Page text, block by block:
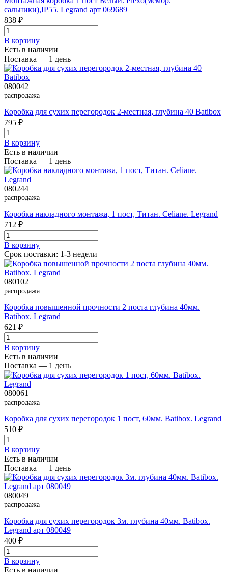
сальники),IP55. Legrand арт 069689
838 ₽
В корзинy
Есть в наличии
Поставка — 1 день
080042
распродажа
Коробка для сухих перегородок 2-местная, глубина 40 Batibox
795 ₽
В корзинy
Есть в наличии
Поставка — 1 день
080244
распродажа
Коробка накладного монтажа, 1 пост, Титан. Celiane. Legrand
712 ₽
В корзинy
Срок поставки: 1-3 недели
080102
распродажа
Коробка повышенной прочности 2 поста глубина 40мм.
Batibox. Legrand
621 ₽
В корзинy
Есть в наличии
Поставка — 1 день
080061
распродажа
Коробка для сухих перегородок 1 пост, 60мм. Batibox. Legrand
510 ₽
В корзинy
Есть в наличии
Поставка — 1 день
080049
распродажа
Коробка для сухих перегородок 3м. глубина 40мм. Batibox.
Legrand арт 080049
400 ₽
В корзинy